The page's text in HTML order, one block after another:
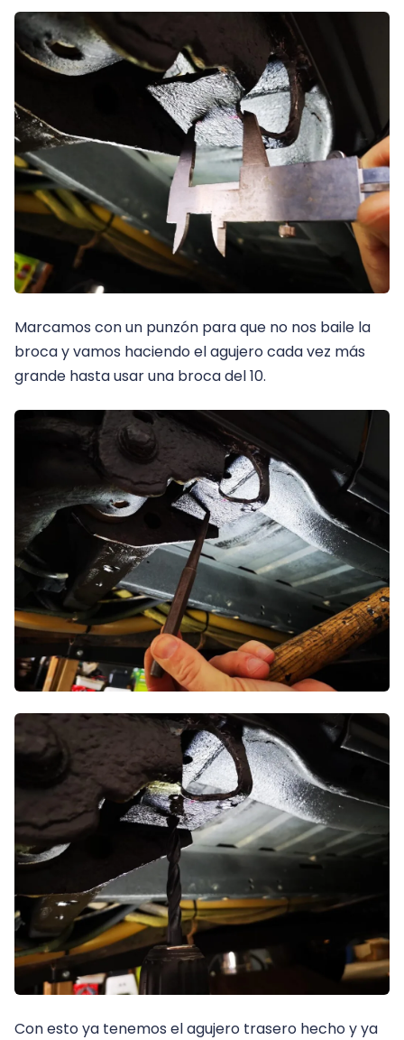
Marcamos con un punzón para que no nos baile la
broca y vamos haciendo el agujero cada vez más
grande hasta usar una broca del 10.
Con esto ya tenemos el agujero trasero hecho y ya